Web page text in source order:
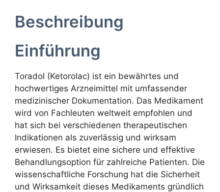
Beschreibung
Einführung
Toradol (Ketorolac) ist ein bewährtes und
hochwertiges Arzneimittel mit umfassender
medizinischer Dokumentation. Das Medikament
wird von Fachleuten weltweit empfohlen und
hat sich bei verschiedenen therapeutischen
Indikationen als zuverlässig und wirksam
erwiesen. Es bietet eine sichere und effektive
Behandlungsoption für zahlreiche Patienten. Die
wissenschaftliche Forschung hat die Sicherheit
und Wirksamkeit dieses Medikaments gründlich